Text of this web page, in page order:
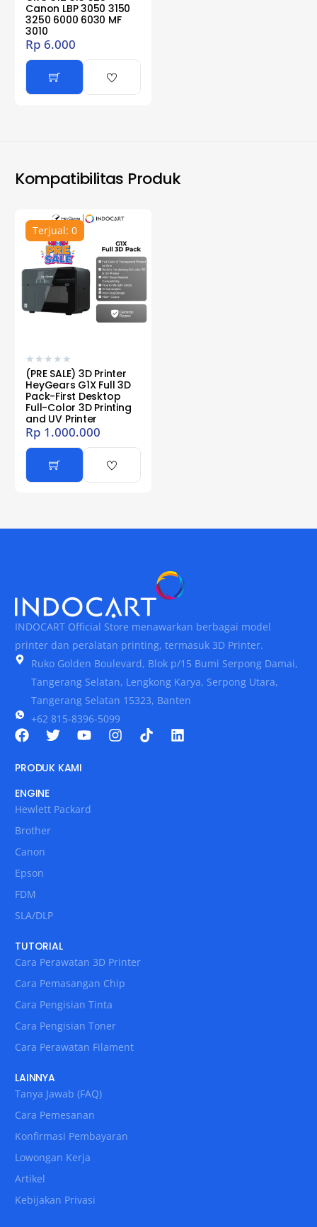
Canon LBP 3050 3150
3250 6000 6030 MF
3010
Rp 6.000
Kompatibilitas Produk
Terjual: 0
★ ★ ★ ★ ★
(PRE SALE) 3D Printer
HeyGears G1X Full 3D
Pack-First Desktop
Full-Color 3D Printing
and UV Printer
Rp 1.000.000
INDOCART Official Store menawarkan berbagai model
printer dan peralatan printing, termasuk 3D Printer.
Ruko Golden Boulevard, Blok p/15 Bumi Serpong Damai,
Tangerang Selatan, Lengkong Karya, Serpong Utara,
Tangerang Selatan 15323, Banten
+62 815-8396-5099
PRODUK KAMI
ENGINE
Hewlett Packard
Brother
Canon
Epson
FDM
SLA/DLP
TUTORIAL
Cara Perawatan 3D Printer
Cara Pemasangan Chip
Cara Pengisian Tinta
Cara Pengisian Toner
Cara Perawatan Filament
LAINNYA
Tanya Jawab (FAQ)
Cara Pemesanan
Konfirmasi Pembayaran
Lowongan Kerja
Artikel
Kebijakan Privasi